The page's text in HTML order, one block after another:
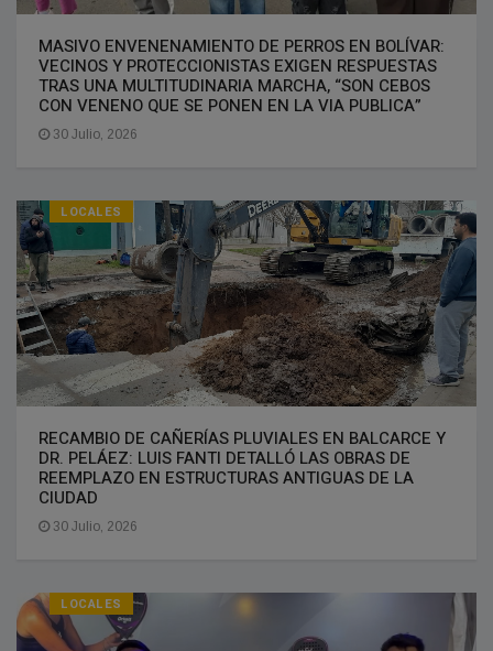
MASIVO ENVENENAMIENTO DE PERROS EN BOLÍVAR:
VECINOS Y PROTECCIONISTAS EXIGEN RESPUESTAS
TRAS UNA MULTITUDINARIA MARCHA, “SON CEBOS
CON VENENO QUE SE PONEN EN LA VIA PUBLICA”
30 Julio, 2026
LOCALES
RECAMBIO DE CAÑERÍAS PLUVIALES EN BALCARCE Y
DR. PELÁEZ: LUIS FANTI DETALLÓ LAS OBRAS DE
REEMPLAZO EN ESTRUCTURAS ANTIGUAS DE LA
CIUDAD
30 Julio, 2026
LOCALES